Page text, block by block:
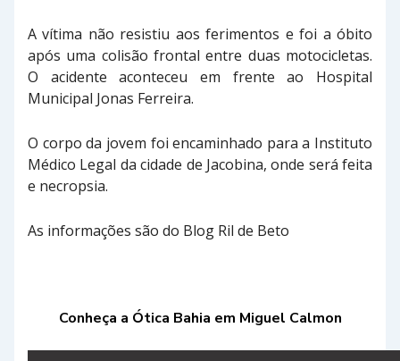
A vítima não resistiu aos ferimentos e foi a óbito
após uma colisão frontal entre duas motocicletas.
O acidente aconteceu em frente ao Hospital
Municipal Jonas Ferreira.
O corpo da jovem foi encaminhado para a Instituto
Médico Legal da cidade de Jacobina, onde será feita
e necropsia.
As informações são do Blog Ril de Beto
Conheça a Ótica Bahia em Miguel Calmon